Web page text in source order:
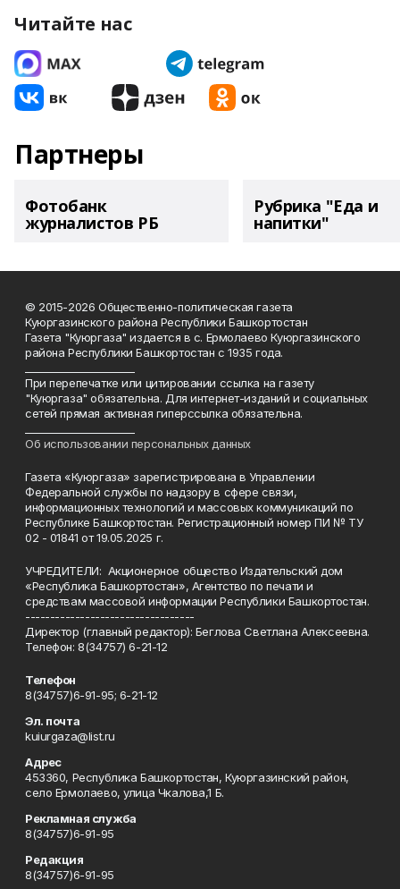
Читайте нас
Партнеры
Фотобанк
журналистов РБ
Рубрика "Еда и
напитки"
© 2015-2026 Общественно-политическая газета
Куюргазинского района Республики Башкортостан
Газета "Куюргаза" издается в с. Ермолаево Куюргазинского
района Республики Башкортостан с 1935 года.
При перепечатке или цитировании ссылка на газету
"Куюргаза" обязательна. Для интернет-изданий и социальных
сетей прямая активная гиперссылка обязательна.
Об использовании персональных данных
Газета «Куюргаза» зарегистрирована в Управлении
Федеральной службы по надзору в сфере связи,
информационных технологий и массовых коммуникаций по
Республике Башкортостан. Регистрационный номер ПИ № ТУ
02 - 01841 от 19.05.2025 г.
УЧРЕДИТЕЛИ: Акционерное общество Издательский дом
«Республика Башкортостан», Агентство по печати и
средствам массовой информации Республики Башкортостан.
----------------------------------
Директор (главный редактор): Беглова Светлана Алексеевна.
Телефон: 8(34757) 6-21-12
Телефон
8(34757)6-91-95; 6-21-12
Эл. почта
kuiurgaza@list.ru
Адрес
453360, Республика Башкортостан, Куюргазинский район,
село Ермолаево, улица Чкалова,1 Б.
Рекламная служба
8(34757)6-91-95
Редакция
8(34757)6-91-95